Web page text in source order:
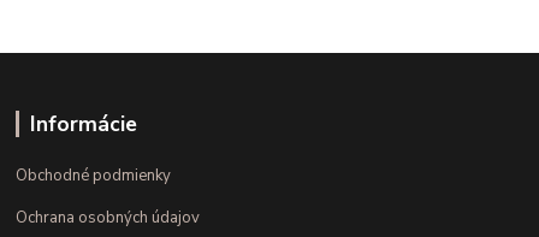
Informácie
Obchodné podmienky
Ochrana osobných údajov